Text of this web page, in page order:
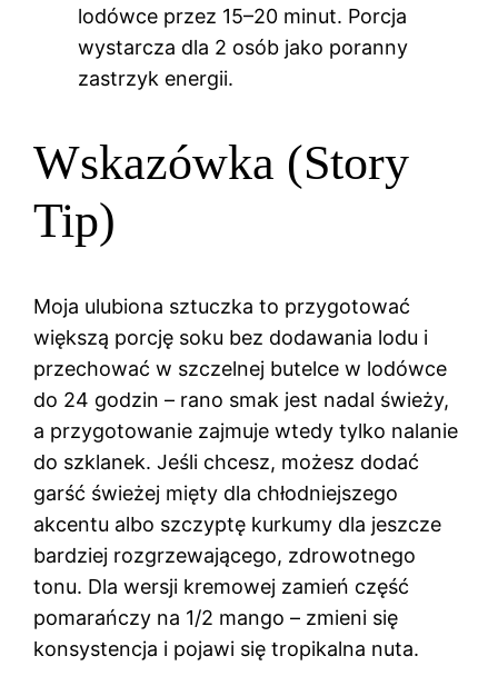
lodówce przez 15–20 minut. Porcja
wystarcza dla 2 osób jako poranny
zastrzyk energii.
Wskazówka (Story
Tip)
Moja ulubiona sztuczka to przygotować
większą porcję soku bez dodawania lodu i
przechować w szczelnej butelce w lodówce
do 24 godzin – rano smak jest nadal świeży,
a przygotowanie zajmuje wtedy tylko nalanie
do szklanek. Jeśli chcesz, możesz dodać
garść świeżej mięty dla chłodniejszego
akcentu albo szczyptę kurkumy dla jeszcze
bardziej rozgrzewającego, zdrowotnego
tonu. Dla wersji kremowej zamień część
pomarańczy na 1/2 mango – zmieni się
konsystencja i pojawi się tropikalna nuta.